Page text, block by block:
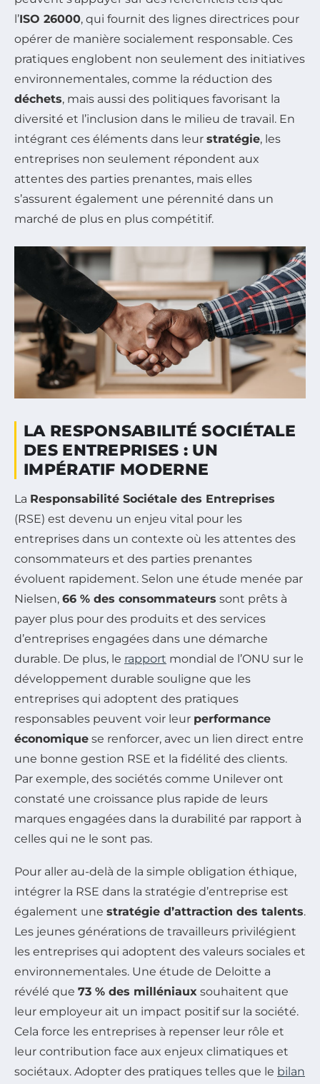
l’ISO 26000, qui fournit des lignes directrices pour
opérer de manière socialement responsable. Ces
pratiques englobent non seulement des initiatives
environnementales, comme la réduction des
déchets, mais aussi des politiques favorisant la
diversité et l’inclusion dans le milieu de travail. En
intégrant ces éléments dans leur stratégie, les
entreprises non seulement répondent aux
attentes des parties prenantes, mais elles
s’assurent également une pérennité dans un
marché de plus en plus compétitif.
LA RESPONSABILITÉ SOCIÉTALE
DES ENTREPRISES : UN
IMPÉRATIF MODERNE
La Responsabilité Sociétale des Entreprises
(RSE) est devenu un enjeu vital pour les
entreprises dans un contexte où les attentes des
consommateurs et des parties prenantes
évoluent rapidement. Selon une étude menée par
Nielsen, 66 % des consommateurs sont prêts à
payer plus pour des produits et des services
d’entreprises engagées dans une démarche
durable. De plus, le rapport mondial de l’ONU sur le
développement durable souligne que les
entreprises qui adoptent des pratiques
responsables peuvent voir leur performance
économique se renforcer, avec un lien direct entre
une bonne gestion RSE et la fidélité des clients.
Par exemple, des sociétés comme Unilever ont
constaté une croissance plus rapide de leurs
marques engagées dans la durabilité par rapport à
celles qui ne le sont pas.
Pour aller au-delà de la simple obligation éthique,
intégrer la RSE dans la stratégie d’entreprise est
également une stratégie d’attraction des talents.
Les jeunes générations de travailleurs privilégient
les entreprises qui adoptent des valeurs sociales et
environnementales. Une étude de Deloitte a
révélé que 73 % des milléniaux souhaitent que
leur employeur ait un impact positif sur la société.
Cela force les entreprises à repenser leur rôle et
leur contribution face aux enjeux climatiques et
sociétaux. Adopter des pratiques telles que le bilan